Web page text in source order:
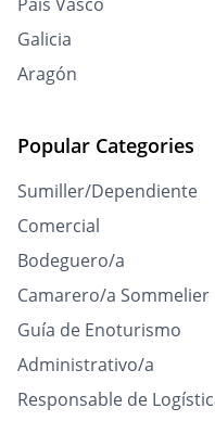
Galicia
Aragón
Popular Categories
Sumiller/Dependiente
Comercial
Bodeguero/a
Camarero/a Sommelier
Guía de Enoturismo
Administrativo/a
Responsable de